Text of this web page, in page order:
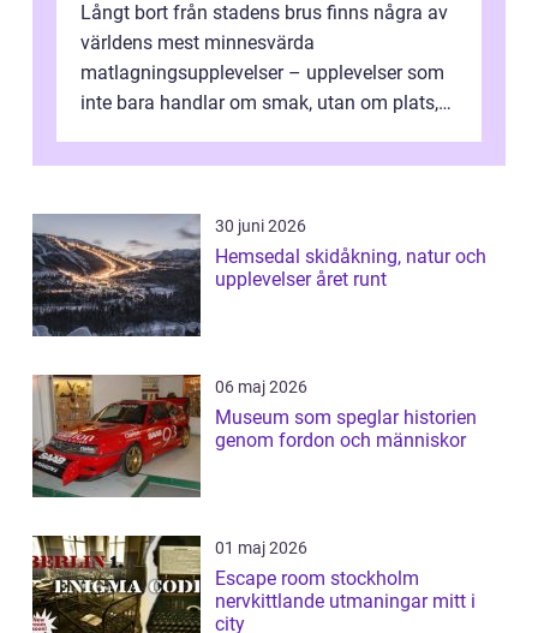
Långt bort från stadens brus finns några av
världens mest minnesvärda
matlagningsupplevelser – upplevelser som
inte bara handlar om smak, utan om plats,
30 juni 2026
Hemsedal skidåkning, natur och
upplevelser året runt
06 maj 2026
Museum som speglar historien
genom fordon och människor
01 maj 2026
Escape room stockholm
nervkittlande utmaningar mitt i
city